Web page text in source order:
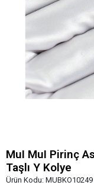
MuI MuI Pirinç
Taşlı Y Kolye
Ürün Kodu: MUBKO10249